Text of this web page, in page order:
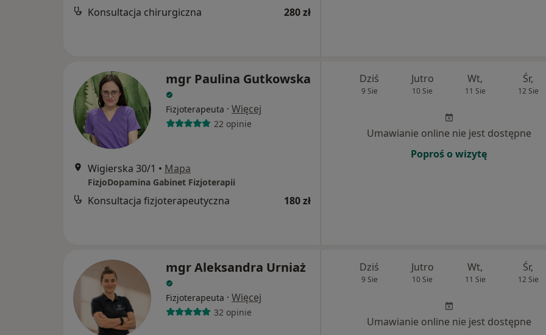
Konsultacja chirurgiczna 280 zł
mgr Paulina Gutkowska
Fizjoterapeuta · Więcej
22 opinie
Wigierska 30/1 • Mapa
FizjoDopamina Gabinet Fizjoterapii
Konsultacja fizjoterapeutyczna 180 zł
Dziś
9 Sie
Jutro
10 Sie
Wt,
11 Sie
Śr,
12 Sie
Umawianie online nie jest dostępne
Poproś o wizytę
mgr Aleksandra Urniaż
Fizjoterapeuta · Więcej
32 opinie
Dziś
9 Sie
Jutro
10 Sie
Wt,
11 Sie
Śr,
12 Sie
Umawianie online nie jest dostępne